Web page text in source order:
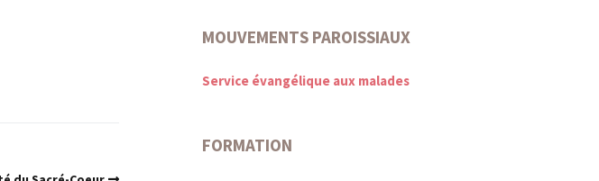
MOUVEMENTS PAROISSIAUX
Service évangélique aux malades
FORMATION